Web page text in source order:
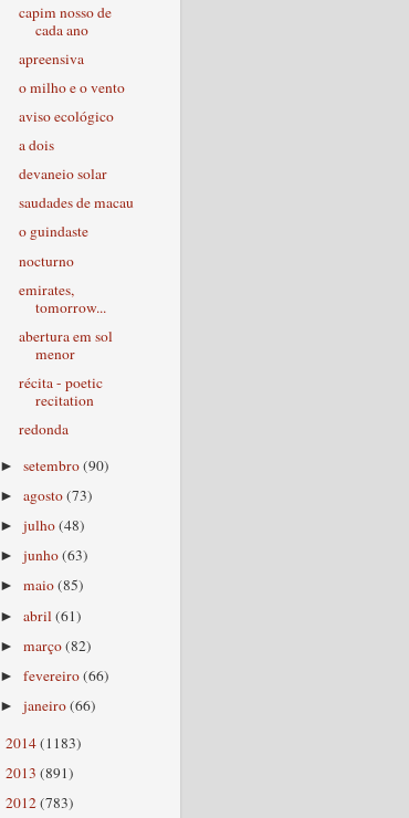
capim nosso de
cada ano
apreensiva
o milho e o vento
aviso ecológico
a dois
devaneio solar
saudades de macau
o guindaste
nocturno
emirates,
tomorrow...
abertura em sol
menor
récita - poetic
recitation
redonda
►setembro(90)
►agosto(73)
►julho(48)
►junho(63)
►maio(85)
►abril(61)
►março(82)
►fevereiro(66)
►janeiro(66)
2014(1183)
2013 (891)
2012(783)